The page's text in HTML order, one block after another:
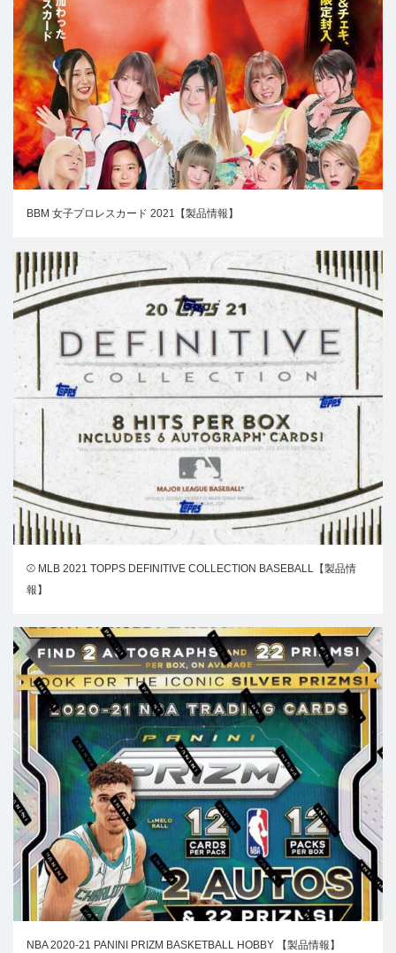
BBM 女子プロレスカード 2021【製品情報】
⚾ MLB 2021 TOPPS DEFINITIVE COLLECTION BASEBALL【製品情
報】
NBA 2020-21 PANINI PRIZM BASKETBALL HOBBY 【製品情報】